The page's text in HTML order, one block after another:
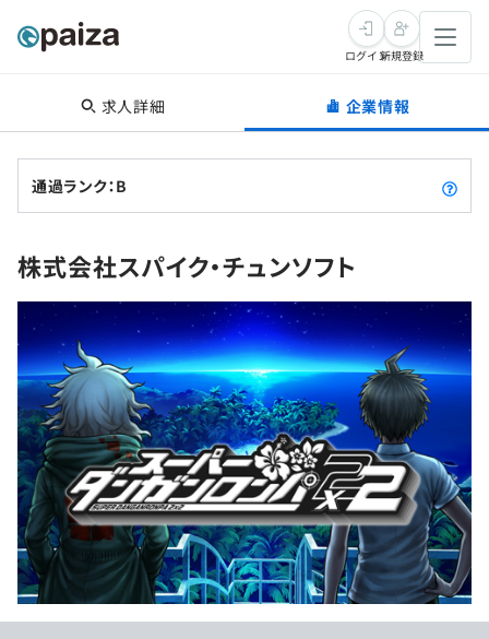
転職・キャリア
転職成功ガイド
転職エージェント
インタビュー
転職成功ガイド
新卒就活
求人検索
本選考
インターン
新卒エージェント
イベント・セミナー
インタビュー
学習
講座一覧
問題集
4択課題
ナレッジ
リファレンス
プラン
スキルチェック
プログラミング言語
SQL
評価結果一覧
再チャレンジ結果一覧
ゲーム・マンガ
メディア
Tech Team Journal
paiza times
note
paizaとは？
ログイン新規登録
求人詳細 企業情報
通過ランク：B
株式会社スパイク・チュンソフト